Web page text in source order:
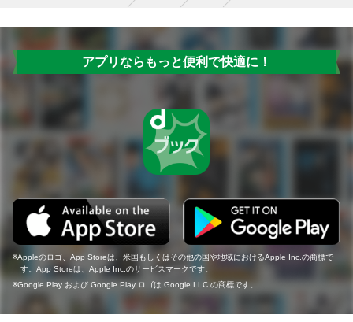
アプリならもっと便利で快適に！
Appleのロゴ、App Storeは、米国もしくはその他の国や地域におけるApple Inc.の商標で
す。App Storeは、Apple Inc.のサービスマークです。
Google Play および Google Play ロゴは Google LLC の商標です。